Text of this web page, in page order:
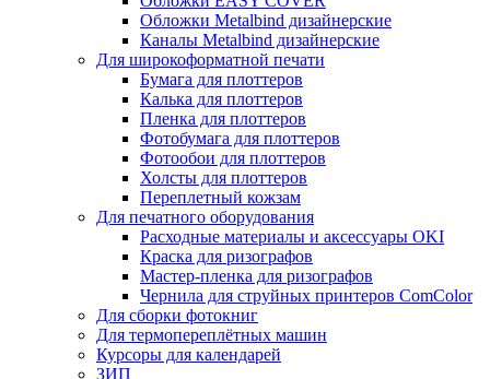
Обложки Metalbind дизайнерские
Каналы Metalbind дизайнерские
Для широкоформатной печати
Бумага для плоттеров
Калька для плоттеров
Пленка для плоттеров
Фотобумага для плоттеров
Фотообои для плоттеров
Холсты для плоттеров
Переплетный кожзам
Для печатного оборудования
Расходные материалы и аксессуары OKI
Краска для ризографов
Мастер-пленка для ризографов
Чернила для струйных принтеров ComColor
Для сборки фотокниг
Для термопереплётных машин
Курсоры для календарей
ЗИП